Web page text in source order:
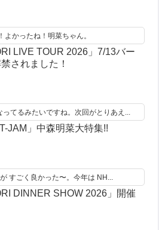
よかったね！明菜ちゃん。
LIVE TOUR 2026」7/13バー
されました！
てるみたいですね。次回がとりあえ...
JAM」中森明菜大特集!!
すごく良かった〜。今年は NH...
DINNER SHOW 2026」開催